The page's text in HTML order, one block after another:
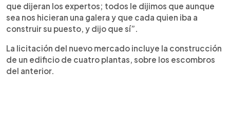
que dijeran los expertos; todos le dijimos que aunque
sea nos hicieran una galera y que cada quien iba a
construir su puesto, y dijo que sí”.
La licitación del nuevo mercado incluye la construcción
de un edificio de cuatro plantas, sobre los escombros
del anterior.